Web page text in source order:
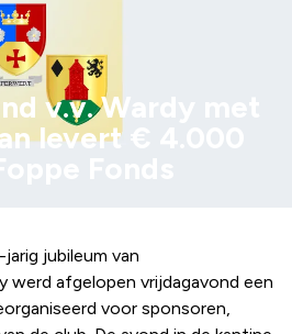
v.v. Wardy met
levert € 4.000
jubileum van
werd afgelopen vrijdagavond een
voor sponsoren,